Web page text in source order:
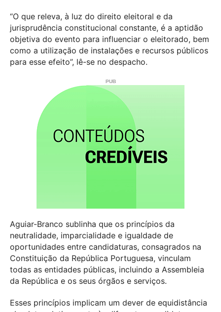
“O que releva, à luz do direito eleitoral e da
jurisprudência constitucional constante, é a aptidão
objetiva do evento para influenciar o eleitorado, bem
como a utilização de instalações e recursos públicos
para esse efeito”, lê-se no despacho.
Aguiar-Branco sublinha que os princípios da
neutralidade, imparcialidade e igualdade de
oportunidades entre candidaturas, consagrados na
Constituição da República Portuguesa, vinculam
todas as entidades públicas, incluindo a Assembleia
da República e os seus órgãos e serviços.
Esses princípios implicam um dever de equidistância